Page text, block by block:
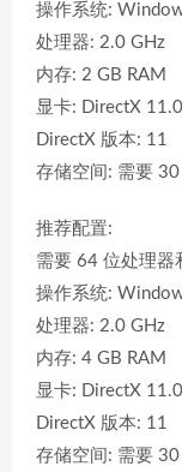
操作系统:
处理器: 2.0 GHz
内存: 2 GB RAM
显卡: DirectX
DirectX 版本: 11
存储空间: 需要 30
推荐配置:
需要 64 位处理器
操作系统:
处理器: 2.0 GHz
内存: 4 GB RAM
显卡: DirectX
DirectX 版本: 11
存储空间: 需要 30